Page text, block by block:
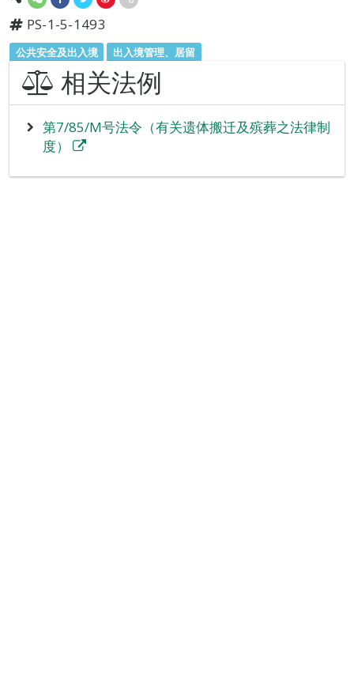
PS-1-5-1493
公共安全及出入境 出入境管理、居留
相关法例
第7/85/M号法令（有关遗体搬迁及殡葬之法律制
度）